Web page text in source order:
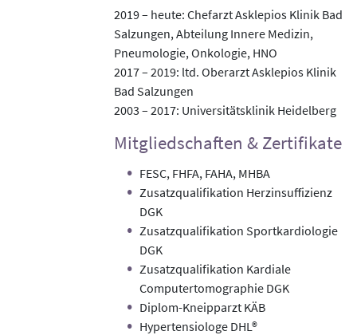
2019 – heute: Chefarzt Asklepios Klinik Bad
Salzungen, Abteilung Innere Medizin,
Pneumologie, Onkologie, HNO
2017 – 2019: ltd. Oberarzt Asklepios Klinik
Bad Salzungen
2003 – 2017: Universitätsklinik Heidelberg
Mitgliedschaften & Zertifikate
FESC, FHFA, FAHA, MHBA
Zusatzqualifikation Herzinsuffizienz
DGK
Zusatzqualifikation Sportkardiologie
DGK
Zusatzqualifikation Kardiale
Computertomographie DGK
Diplom-Kneipparzt KÄB
Hypertensiologe DHL®